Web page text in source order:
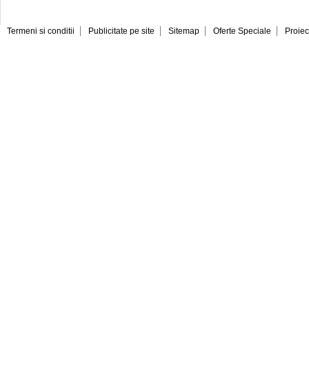
Termeni si conditii Publicitate pe site Sitemap Oferte Speciale